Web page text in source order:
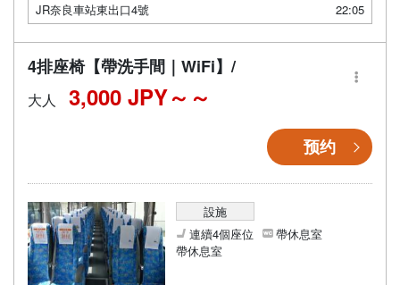
JR奈良車站東出口4號
22:05
4排座椅【帶洗手間｜WiFi】/
大人 3,000 JPY～
预约
設施
連續4個座位
帶休息室
帶休息室